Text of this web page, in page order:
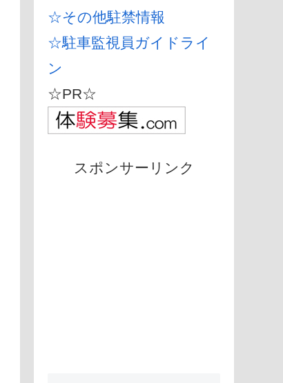
☆その他駐禁情報
☆駐車監視員ガイドライ
ン
☆PR☆
スポンサーリンク